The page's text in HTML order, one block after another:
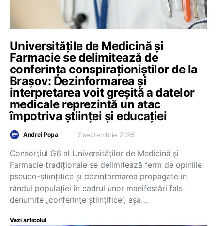
Universitățile de Medicină și
Farmacie se delimitează de
conferința conspiraționiștilor de la
Brașov: Dezinformarea și
interpretarea voit greșită a datelor
medicale reprezintă un atac
împotriva științei și educației
Andrei Popa 7 septembrie 2025
Consorțiul G6 al Universităților de Medicină și
Farmacie tradiționale se delimitează ferm de opiniile
pseudo-științifice și dezinformarea propagate în
rândul populației în cadrul unor manifestări fals
denumite „conferințe științifice”, așa…
Vezi articolul